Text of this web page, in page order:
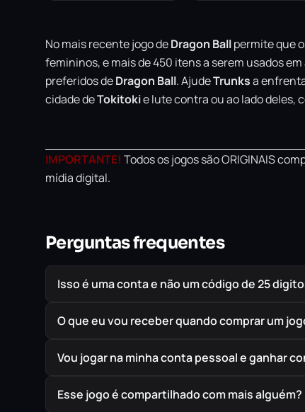
No mais recente jogo deDragon Ballpermite que
femininos, e mais de 450 itens a serem usados
preferidos deDragon Ball. AjudeTrunksa
cidade deTokitokie lute contra ou ao lado deles,
IMPORTANTE! Todos os jogos são ORIGINAIS
mídia digital.
Perguntas frequentes
Isso é uma conta e não um código de 25
O que eu vou receber quando comprar um
Vou jogar na minha conta pessoal e ganhar
Esse jogo é compartilhado com mais alguém?